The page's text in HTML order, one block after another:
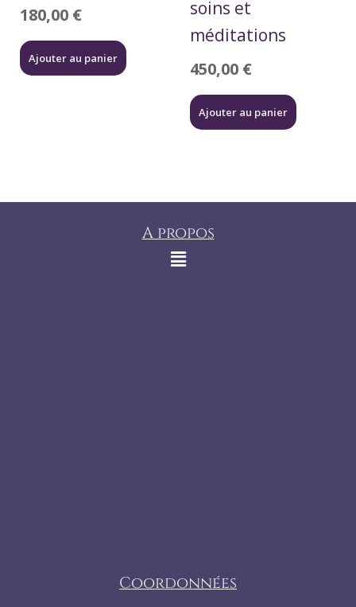
180,00 €
Ajouter au panier
soins et
méditations
450,00 €
Ajouter au panier
A propos
Coordonnées